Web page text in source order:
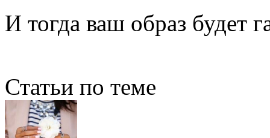
И тогда ваш образ будет
Статьи по теме